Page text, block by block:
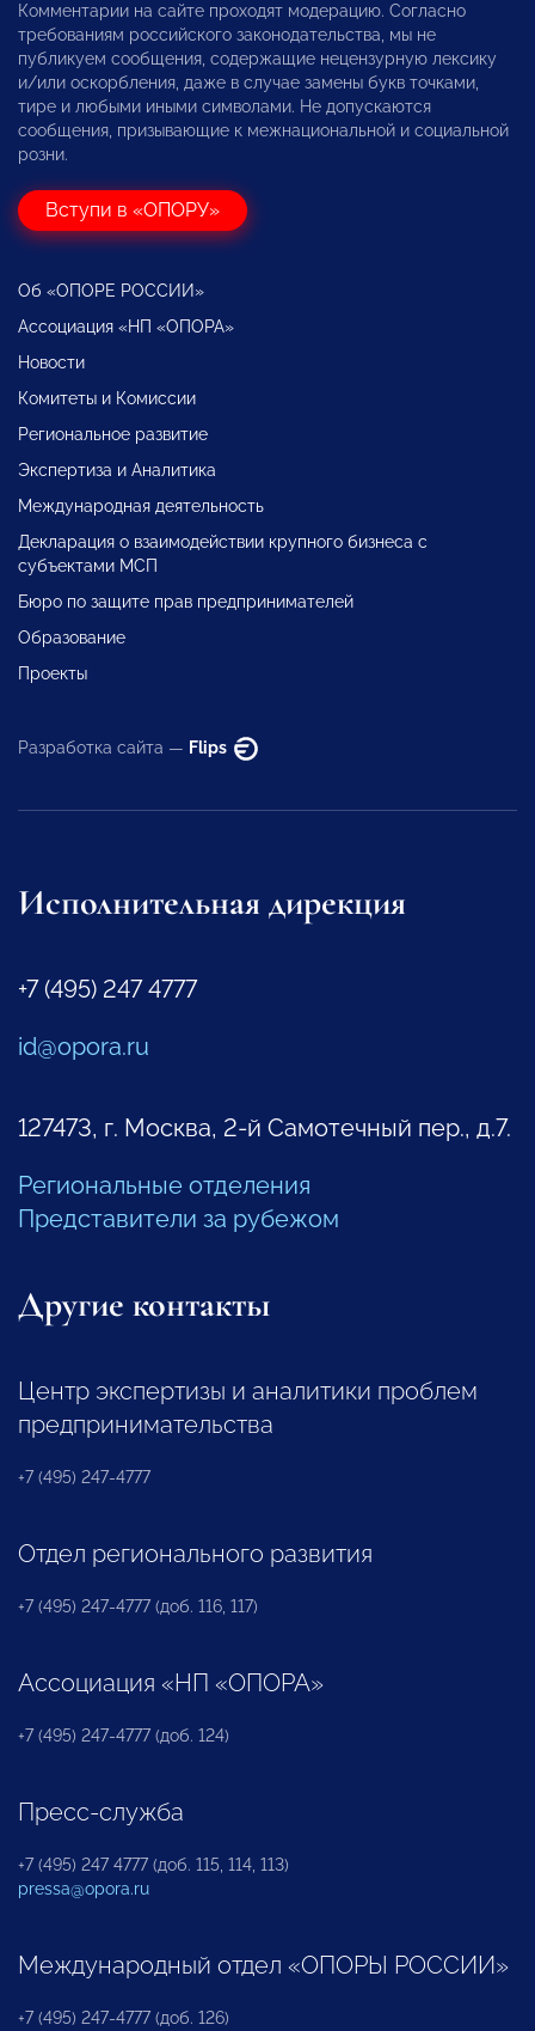
Комментарии на сайте проходят модерацию. Согласно
требованиям российского законодательства, мы не
публикуем сообщения, содержащие нецензурную лексику
и/или оскорбления, даже в случае замены букв точками,
тире и любыми иными символами. Не допускаются
сообщения, призывающие к межнациональной и социальной
розни.
Вступи в «ОПОРУ»
Об «ОПОРЕ РОССИИ»
Ассоциация «НП «ОПОРА»
Новости
Комитеты и Комиссии
Региональное развитие
Экспертиза и Аналитика
Международная деятельность
Декларация о взаимодействии крупного бизнеса с
субъектами МСП
Бюро по защите прав предпринимателей
Образование
Проекты
Разработка сайта — Flips
Исполнительная дирекция
+7 (495) 247 4777
id@opora.ru
127473, г. Москва, 2-й Самотечный пер., д.7.
Региональные отделения
Представители за рубежом
Другие контакты
Центр экспертизы и аналитики проблем
предпринимательства
+7 (495) 247-4777
Отдел регионального развития
+7 (495) 247-4777 (доб. 116, 117)
Ассоциация «НП «ОПОРА»
+7 (495) 247-4777 (доб. 124)
Пресс-служба
+7 (495) 247 4777 (доб. 115, 114, 113)
pressa@opora.ru
Международный отдел «ОПОРЫ РОССИИ»
+7 (495) 247-4777 (доб. 126)